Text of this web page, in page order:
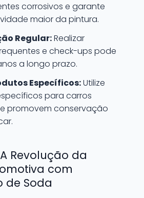
corrosivos e garante
maior da pintura.
Regular:Realizar
e check-ups pode
a longo prazo.
Específicos:Utilize
para carros
promovem conservação
Revolução da
com
de Soda